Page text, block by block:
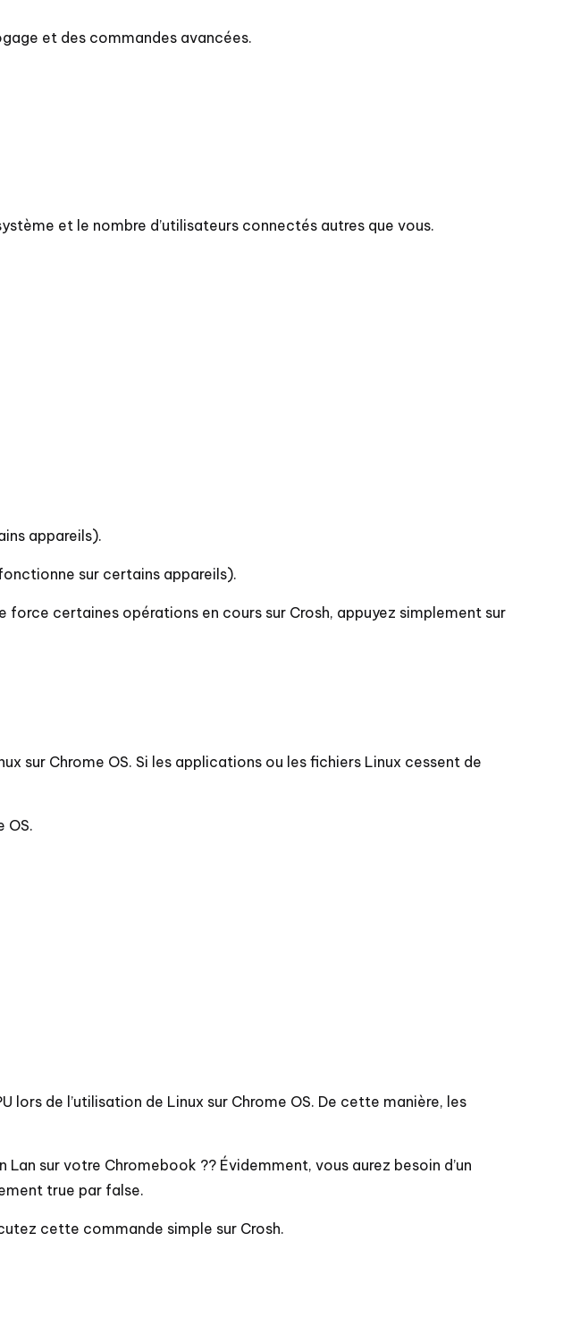
et des commandes avancées.
et le nombre d’utilisateurs connectés autres que vous.
appareils).
sur certains appareils).
force certaines opérations en cours sur Crosh, appuyez simplement sur
sur Chrome OS. Si les applications ou les fichiers Linux cessent de
OS.
de l’utilisation de Linux sur Chrome OS. De cette manière, les
sur votre Chromebook ?? Évidemment, vous aurez besoin d’un
true par false.
cette commande simple sur Crosh.